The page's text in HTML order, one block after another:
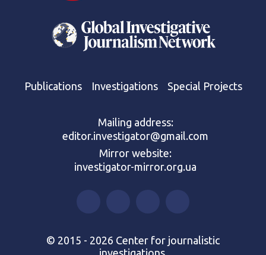
Publications Investigations Special Projects
Mailing address:
editor.investigator@gmail.com
Mirror website:
investigator-mirror.org.ua
© 2015 - 2026 Center for journalistic
investigations.